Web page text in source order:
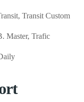
Transit Custom
Master, Trafic